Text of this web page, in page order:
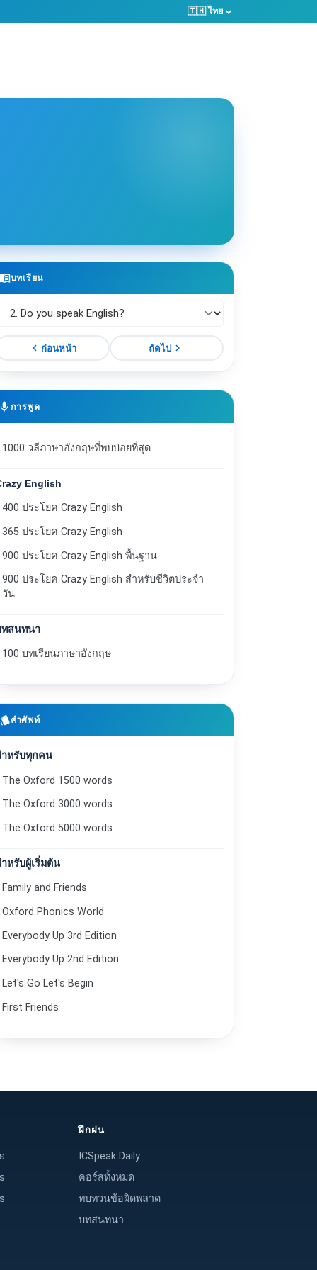
🇹🇭 ไทย
บทเรียน
chevron_left ก่อนหน้า ถัดไป chevron_right
การพูด
1000 วลีภาษาอังกฤษที่พบบ่อยที่สุด
English
400 ประโยค Crazy English
365 ประโยค Crazy English
900 ประโยค Crazy English พื้นฐาน
900 ประโยค Crazy English สำหรับชีวิตประจำ
วัน
ทสนทนา
100 บทเรียนภาษาอังกฤษ
คำศัพท์
หรับทุกคน
The Oxford 1500 words
The Oxford 3000 words
The Oxford 5000 words
หรับผู้เริ่มต้น
Family and Friends
Oxford Phonics World
Everybody Up 3rd Edition
Everybody Up 2nd Edition
Let's Go Let's Begin
First Friends
ฝึกฝน
ICSpeak Daily
คอร์สทั้งหมด
ทบทวนข้อผิดพลาด
บทสนทนา